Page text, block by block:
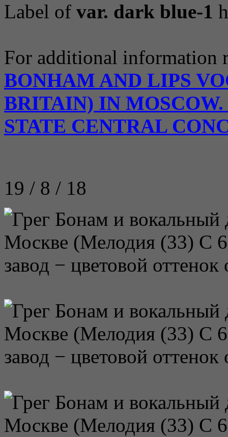
Label of var. dark blue-1
For additional information
BONHAM AND LIPS
BRITAIN) IN
STATE CENTRAL
19 / 8 / 18